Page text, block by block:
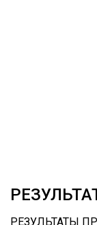
РЕЗУЛЬТАТЫ